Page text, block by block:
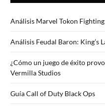
Análisis Marvel Tokon Fighting
Análisis Feudal Baron: King’s
¿Cómo un juego de éxito
Vermilla Studios
Guía Call of Duty Black Ops